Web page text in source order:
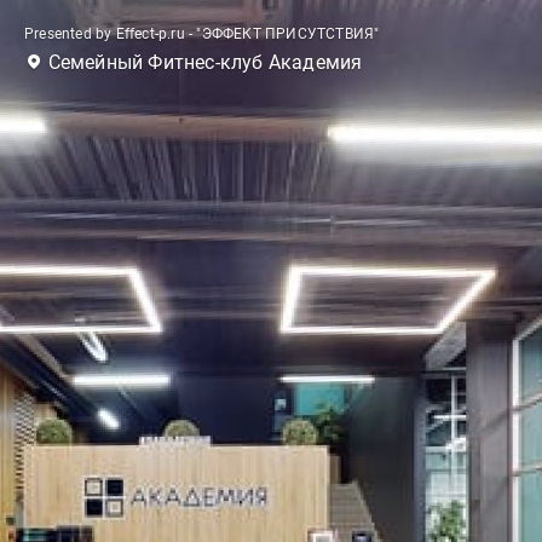
Presented by Effect-p.ru - "ЭФФЕКТ ПРИСУТСТВИЯ"
Семейный Фитнес-клуб Академия